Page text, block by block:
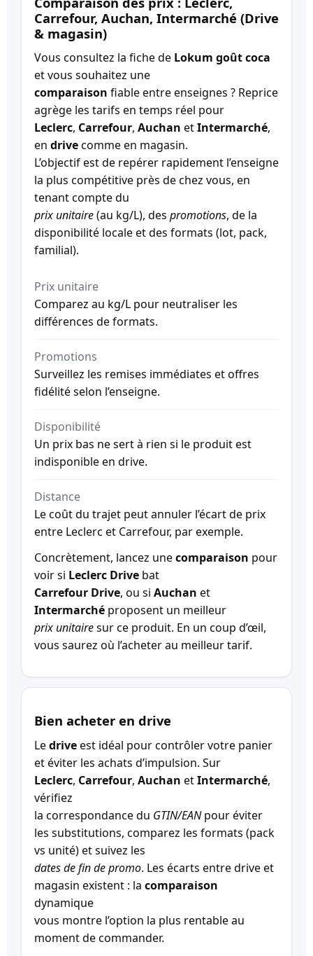
Carrefour, Auchan, Intermarché (Drive
& magasin)
Vous consultez la fiche de Lokum goût coca
et vous souhaitez une
comparaison fiable entre enseignes ? Reprice
agrège les tarifs en temps réel pour
Leclerc, Carrefour, Auchan etIntermarché,
en drivecomme en magasin.
L’objectif est de repérer rapidement l’enseigne
la plus compétitive près de chez vous, en
tenant compte du
prix unitaire(au kg/L), des promotions, de la
disponibilité locale et des formats (lot, pack,
familial).
Prix unitaire
Comparez au kg/L pour neutraliser les
différences de formats.
Promotions
Surveillez les remises immédiates et offres
fidélité selon l’enseigne.
Disponibilité
Un prix bas ne sert à rien si le produit est
indisponible en drive.
Distance
Le coût du trajet peut annuler l’écart de prix
entre Leclerc et Carrefour, par exemple.
Concrètement, lancez unecomparaison pour
voir si Leclerc Drive bat
Carrefour Drive, ou si Auchan et
Intermarché proposent un meilleur
prix unitairesur ce produit. En un coup d’œil,
vous saurez où l’acheter au meilleur tarif.
Bien acheter en drive
Ledriveest idéal pour contrôler votre panier
et éviter les achats d’impulsion. Sur
Leclerc, Carrefour, Auchan etIntermarché,
vérifiez
la correspondance du GTIN/EANpour éviter
les substitutions, comparez les formats (pack
vs unité) et suivez les
dates de fin de promo. Les écarts entre drive et
magasin existent : la comparaison
dynamique
vous montre l’option la plus rentable au
moment de commander.